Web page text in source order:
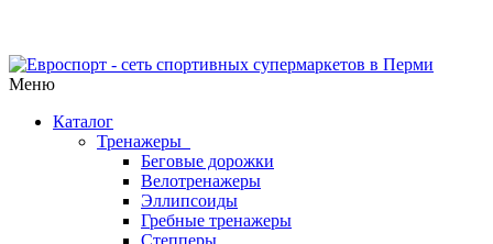
Меню
Каталог
Тренажеры
Беговые дорожки
Велотренажеры
Эллипсоиды
Гребные тренажеры
Степперы